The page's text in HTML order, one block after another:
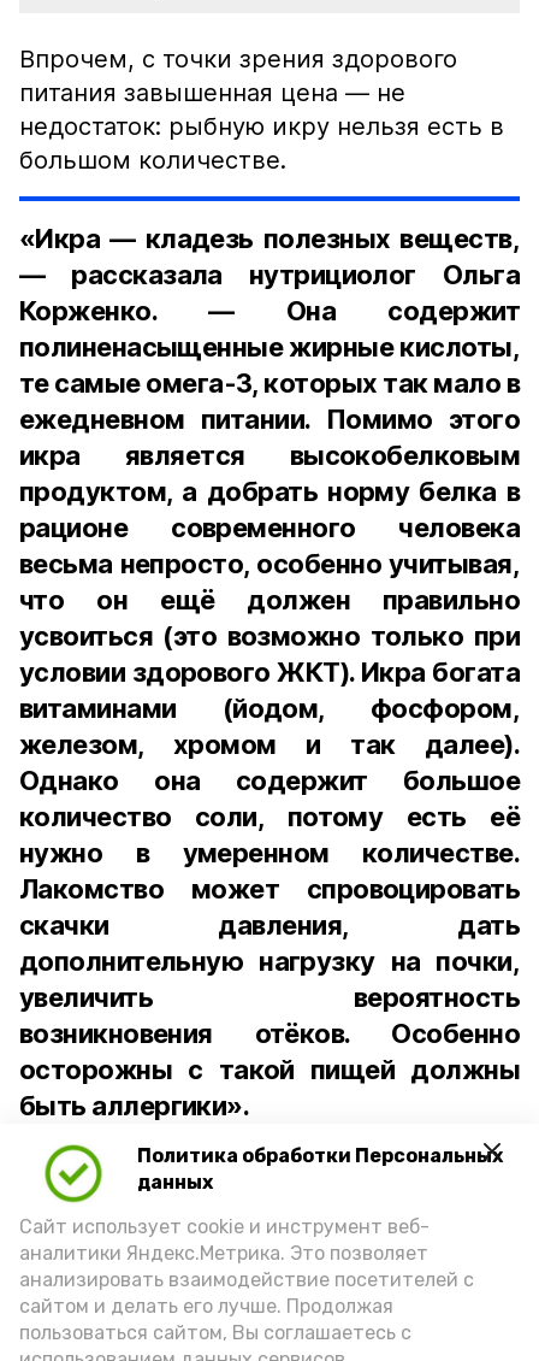
Политика обработки Персональных
данных
Сайт использует cookie и инструмент веб-
аналитики Яндекс.Метрика. Это позволяет
анализировать взаимодействие посетителей с
сайтом и делать его лучше. Продолжая
пользоваться сайтом, Вы соглашаетесь с
Впрочем, с точки зрения здорового
питания завышенная цена — не
недостаток: рыбную икру нельзя есть в
большом количестве.
«Икра — кладезь полезных веществ,
— рассказала нутрициолог Ольга
Корженко. — Она содержит
полиненасыщенные жирные кислоты,
те самые омега-3, которых так мало в
ежедневном питании. Помимо этого
икра является высокобелковым
продуктом, а добрать норму белка в
рационе современного человека
весьма непросто, особенно учитывая,
что он ещё должен правильно
усвоиться (это возможно только при
условии здорового ЖКТ). Икра богата
витаминами (йодом, фосфором,
железом, хромом и так далее).
Однако она содержит большое
количество соли, потому есть её
нужно в умеренном количестве.
Лакомство может спровоцировать
скачки давления, дать
дополнительную нагрузку на почки,
увеличить вероятность
возникновения отёков. Особенно
осторожны с такой пищей должны
быть аллергики».
Для взрослого человека безопасной
порцией икры считается 30-50 граммов
(2-3 ложки). При этом следует обратить
внимание на хлеб, с которым она
подаётся: лучше выбирать
цельнозерновой, с мукой грубого